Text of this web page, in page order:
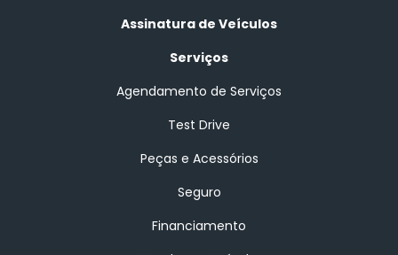
Assinatura de Veículos
Serviços
Agendamento de Serviços
Test Drive
Peças e Acessórios
Seguro
Financiamento